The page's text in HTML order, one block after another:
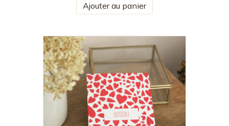
Ajouter au panier